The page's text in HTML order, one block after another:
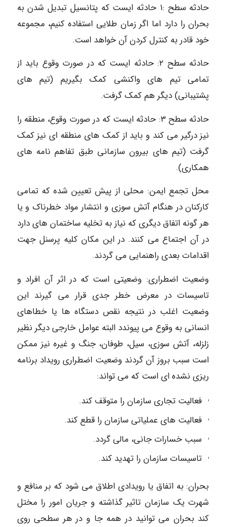
حادثه سطح :۱ حادثه ایست که پتانسیل تبدیل شدن به
بحران را دارد اما اگر زمان طلایی استفاده کنیم، مجموعه
خود قادر به کنترل کردن آن خواهد است.
حادثه سطح ۲: حادثه ایست که در صورت وقوع باید از
تمامی تیم های واکنشی کمک بگیریم (تیم های
پشتیبانی) دیگر هم کمک گرفت.
حادثه سطح ۳: حادثه ایست که در صورت وقوع، منطقه را
نیز درگیر می کند و باید از کمک های منطقه ای نیز کمک
گرفت (تیم های بیرون سازمانی طبق تفاهم نامه های
همکاری).
محل تجمع ایمن: محلی از پیش تعیین شده که تمامی
کارکنان در هنگام آتش سوزی و انتشار مواد خطرناک و یا
هر گونه اتفاق دیگری که نیاز به تخلیه ساختمان های دارد
در آن اجتماع می کنند. در این مکان کلیه پرسنل جهت
اقدامات بعدی راهنمایی می گردند.
وضعیت اضطراری: وضعیتی است که در اثر آن افراد و
تاسیسات در معرض خطر جدی قرار می گیرند این
وضعیت اغلب در نتیجه نقص دستگاه ها یا خطاهای
انسانی به وقوع می پیوندد البته عوامل خارجی دیگر نظیر
زلزله، آتش سوزی، سیل، طوفان، جنگ و غیره نیز ممکن
است سبب بروز آن گردند وضعیت اضطراری رویداد برنامه
ریزی نشده ای است که می تواند:
فعالیت تجاری سازمان را متوقف کند.
فعالیت های عملیاتی سازمان را قطع کند.
سبب خسارات جانی، مالی گردد.
تاسیسات سازمان را تهدید کند.
بحران: به اتفاق یا رویدادی اطلاق می شود که بر منافع و
شهرت یک سازمان تاثیر گذاشته و جریان امور را مختل
کند بحران می توانید در همه جا و در هر سطحی روی